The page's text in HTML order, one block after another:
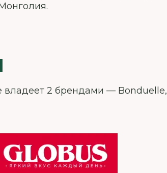
владеет 2 брендами — Bonduelle,